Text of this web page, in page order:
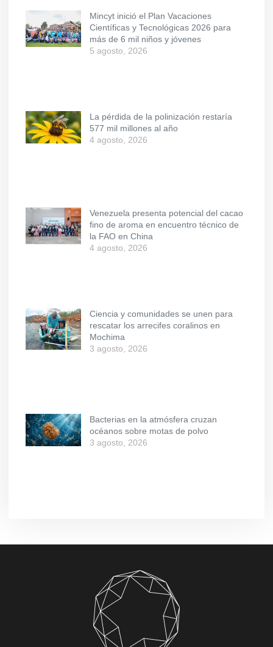
Mincyt inició el Plan Vacaciones
Científicas y Tecnológicas 2026 para
más de 6 mil niños y jóvenes
5 agosto, 2026
La pérdida de la polinización restaría
577 mil millones al año
4 agosto, 2026
Venezuela presenta potencial del cacao
fino de aroma en encuentro técnico de
la FAO en China
4 agosto, 2026
Ciencia y comunidades se unen para
rescatar los arrecifes coralinos en
Mochima
3 agosto, 2026
Bacterias en la atmósfera cruzan
océanos sobre motas de polvo
3 agosto, 2026